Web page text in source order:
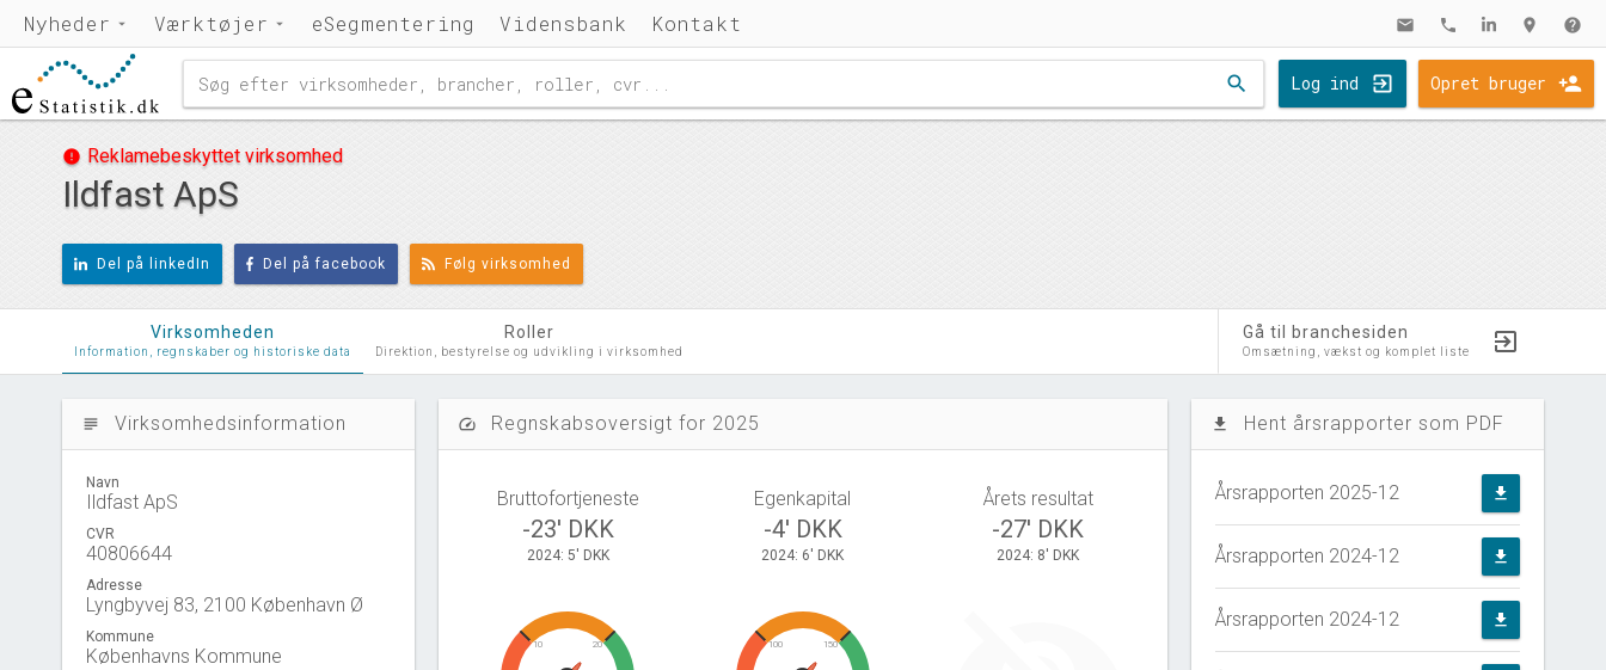
Nyheder Værktøjer eSegmentering Vidensbank Kontakt mail phone location_on help
search Log ind Opret bruger
error Reklamebeskyttet virksomhed
Ildfast ApS
Del på linkedIn Del på facebook Følg virksomhed
Virksomheden
Information, regnskaber og historiske data
Roller
Direktion, bestyrelse og udvikling i virksomhed
Gå til branchesiden
Omsætning, vækst og komplet liste
subject Virksomhedsinformation
Navn
Ildfast ApS
CVR
40806644
Adresse
Lyngbyvej 83, 2100 København Ø
Kommune
Københavns Kommune
speed Regnskabsoversigt for 2025
Bruttofortjeneste
-23' DKK
2024: 5' DKK
Egenkapital
-4' DKK
2024: 6' DKK
Årets resultat
-27' DKK
2024: 8' DKK
10 20 100 150
file_download Hent årsrapporter som PDF
Årsrapporten 2025-12 file_download
Årsrapporten 2024-12 file_download
Årsrapporten 2024-12 file_download